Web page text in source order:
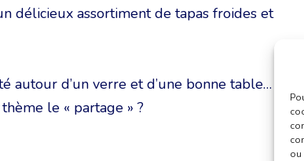
ou
délicieux assortiment de tapas froides et
autour d’un verre et d’une bonne table…
le « partage » ?